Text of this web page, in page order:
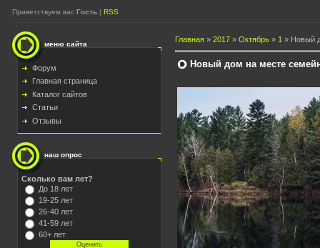
Приветствуем вас Гость | RSS
меню сайта
Форум
Главная страница
Каталог сайтов
Статьи
Отзывы
наш опрос
Сколько вам лет?
До 18 лет
19-25 лет
26-40 лет
41-59 лет
60+ лет
Главная » 2017 » Октябрь » 1 » Новый
Новый дом на месте